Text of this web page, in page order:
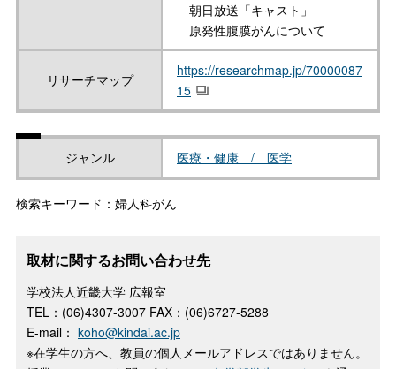
朝日放送「キャスト」
原発性腹膜がんについて
リサーチマップ
https://researchmap.jp/70000087
15
ジャンル 医療・健康 / 医学
検索キーワード：婦人科がん
取材に関するお問い合わせ先
学校法人近畿大学 広報室
TEL：(06)4307-3007 FAX：(06)6727-5288
E-mail： koho@kindai.ac.jp
※在学生の方へ、教員の個人メールアドレスではありません。